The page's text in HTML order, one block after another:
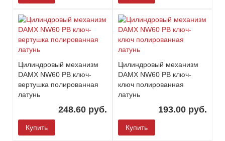
Цилиндровый механизм
DAMX NW60 PB ключ-
вертушка полированная
латунь
248.60 руб.
Купить
Цилиндровый механизм
DAMX NW60 PB ключ-
ключ полированная
латунь
193.00 руб.
Купить